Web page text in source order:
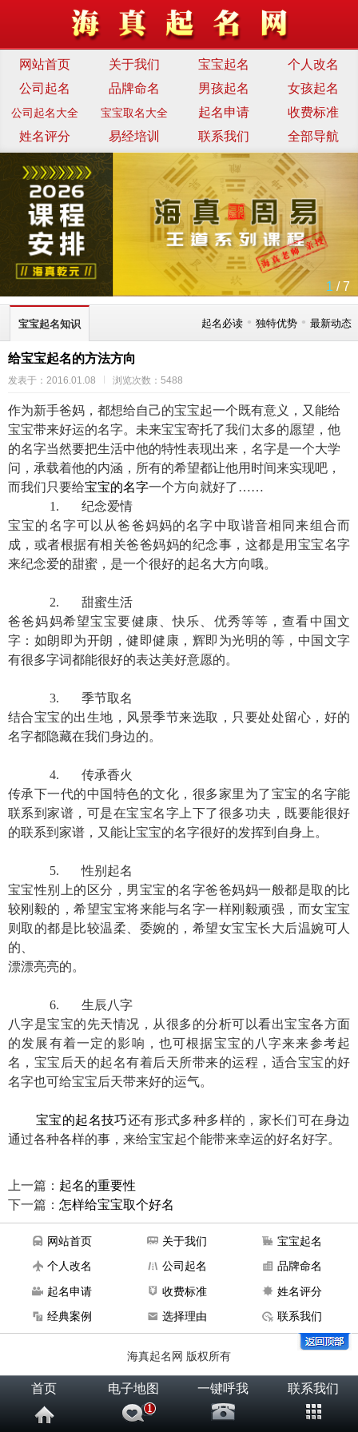
网站首页 关于我们 宝宝起名
个人改名
公司起名
品牌命名 男孩起名 女孩起名
公司起名大全 宝宝取名大全 起名申请
收费标准
姓名评分
易经培训 联系我们 全部导航
1 / 7
宝宝起名知识 起名必读 • 独特优势 • 最新动态
给宝宝起名的方法方向
发表于：2016.01.08 浏览次数：5488
作为新手爸妈，都想给自己的宝宝起一个既有意义，又能给
宝宝带来好运的名字。未来宝宝寄托了我们太多的愿望，他
的名字当然要把生活中他的特性表现出来，名字是一个大学
问，承载着他的内涵，所有的希望都让他用时间来实现吧，
而我们只要给宝宝的名字一个方向就好了……
1.
纪念爱情
宝宝的名字可以从爸爸妈妈的名字中取谐音相同来组合而
成，或者根据有相关爸爸妈妈的纪念事，这都是用宝宝名字
来纪念爱的甜蜜，是一个很好的起名大方向哦。
2.
甜蜜生活
爸爸妈妈希望宝宝要健康、快乐、优秀等等，查看中国文
字：如朗即为开朗，健即健康，辉即为光明的等，中国文字
有很多字词都能很好的表达美好意愿的。
3.
季节取名
结合宝宝的出生地，风景季节来选取，只要处处留心，好的
名字都隐藏在我们身边的。
4.
传承香火
传承下一代的中国特色的文化，很多家里为了宝宝的名字能
联系到家谱，可是在宝宝名字上下了很多功夫，既要能很好
的联系到家谱，又能让宝宝的名字很好的发挥到自身上。
5.
性别起名
宝宝性别上的区分，男宝宝的名字爸爸妈妈一般都是取的比
较刚毅的，希望宝宝将来能与名字一样刚毅顽强，而女宝宝
则取的都是比较温柔、委婉的，希望女宝宝长大后温婉可人
的、
漂漂亮亮的。
6.
生辰八字
八字是宝宝的先天情况，从很多的分析可以看出宝宝各方面
的发展有着一定的影响，也可根据宝宝的八字来来参考起
名，宝宝后天的起名有着后天所带来的运程，适合宝宝的好
名字也可给宝宝后天带来好的运气。
宝宝的起名技巧还有形式多种多样的，家长们可在身边
通过各种各样的事，来给宝宝起个能带来幸运的好名好字。
上一篇： 起名的重要性
下一篇： 怎样给宝宝取个好名
网站首页 关于我们
宝宝起名
个人改名
公司起名
品牌命名
起名申请
收费标准
姓名评分
经典案例
选择理由 联系我们
海真起名网 版权所有
首页 电子地图 一键呼我 联系我们